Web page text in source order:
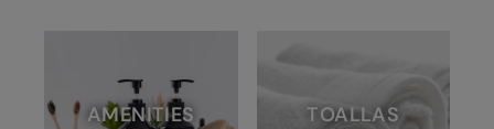
AMENITIES
TOALLAS